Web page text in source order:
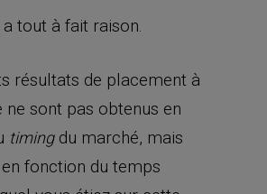
a tout à fait raison.
résultats de placement à
ne sont pas obtenus en
timingdu marché, mais
fonction du temps